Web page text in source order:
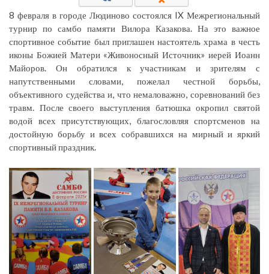
8 февраля в городе Людиново состоялся IX Межрегиональный
турнир по самбо памяти Вилора Казакова. На это важное
спортивное событие был приглашен настоятель храма в честь
иконы Божией Матери «Живоносный Источник» иерей Иоанн
Майоров. Он обратился к участникам и зрителям с
напутственными словами, пожелал честной борьбы,
объективного судейства и, что немаловажно, соревнований без
травм. После своего выступления батюшка окропил святой
водой всех присутствующих, благословляя спортсменов на
достойную борьбу и всех собравшихся на мирный и яркий
спортивный праздник.